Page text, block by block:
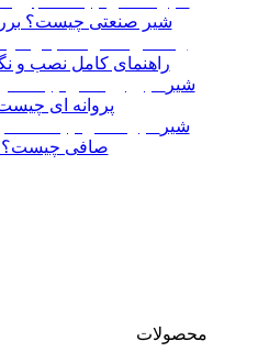
شیر صنعتی چیست؟
راهنمای کامل نصب و
شیر
پروانه ای
شیر
صافی چیست؟
محصولات